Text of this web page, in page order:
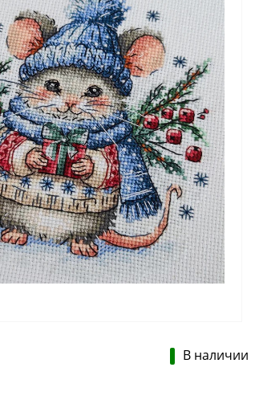
В наличии